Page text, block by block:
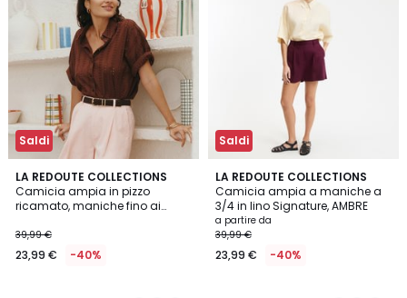
applicato.
Saldi
LA REDOUTE COLLECTIONS
Camicia ampia in pizzo
ricamato, maniche fino ai
39,99 €
23,99 € -40%
4,7
/ 5
3
Colori
Saldi
LA REDOUTE COLLECTIONS
Camicia ampia a maniche a
3/4 in lino Signature, AMBRE
a partire da
39,99 €
23,99 € -40%
4,8
/ 5
3
Colori